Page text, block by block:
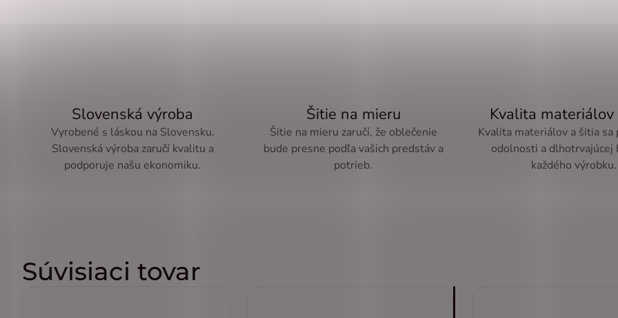
Slovenská výroba
Vyrobené s láskou na Slovensku.
Slovenská výroba zaručí kvalitu a
podporuje našu ekonomiku.
Šitie na mieru
Šitie na mieru zaručí, že oblečenie
bude presne podľa vašich predstáv a
potrieb.
Kvalita
Kvalita materiálov a šitia sa
odolnosti a dlhotrvajúcej
každého výrobku.
Súvisiaci tovar